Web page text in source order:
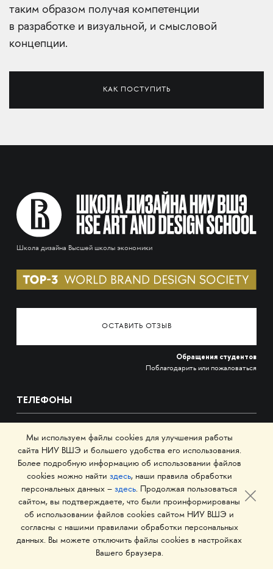
таким образом получая компетенции
в разработке и визуальной, и смысловой
концепции.
КАК ПОСТУПИТЬ
Школа дизайна Высшей школы экономики
ОСТАВИТЬ ОТЗЫВ
Обращения студентов
Поблагодарить или пожаловаться
ТЕЛЕФОНЫ
+7 499 444-02-84
По вопросам поступления
С понедельника по пятницу
+7495 621-87-11
По общим вопросам
Мы используем файлы cookies для улучшения работы
сайта НИУ ВШЭ и большего удобства его использования.
Более подробную информацию об использовании файлов
cookies можно найти здесь, наши правила обработки
персональных данных – здесь. Продолжая пользоваться
сайтом, вы подтверждаете, что были проинформированы
об использовании файлов cookies сайтом НИУ ВШЭ и
согласны с нашими правилами обработки персональных
данных. Вы можете отключить файлы cookies в настройках
Вашего браузера.